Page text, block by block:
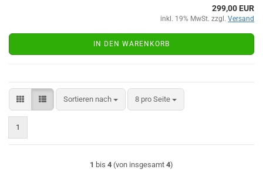
299,00 EUR
inkl. 19% MwSt. zzgl. Versand
IN DEN WARENKORB
Sortieren nach
Sortieren nach 8 pro Seite
pro Seite
1
1 bis 4 (von insgesamt 4)